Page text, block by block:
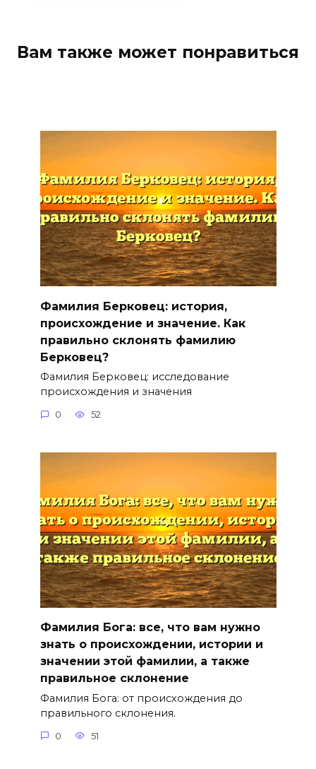
Вам также может понравиться
Фамилия Берковец: история,
происхождение и значение. Как
правильно склонять фамилию
Берковец?
Фамилия Берковец: исследование
происхождения и значения
0 52
Фамилия Бога: все, что вам нужно
знать о происхождении, истории и
значении этой фамилии, а также
правильное склонение
Фамилия Бога: от происхождения до
правильного склонения.
0 51